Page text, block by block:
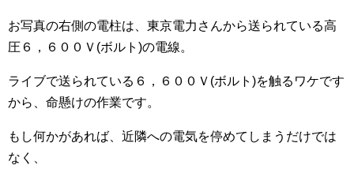
お写真の右側の電柱は、東京電力さんから送られている高
圧６，６００Ｖ(ボルト)の電線。
ライブで送られている６，６００Ｖ(ボルト)を触るワケです
から、命懸けの作業です。
もし何かがあれば、近隣への電気を停めてしまうだけでは
なく、